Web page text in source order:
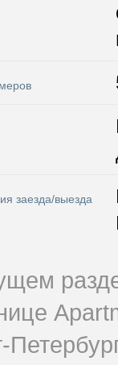
заезда/выезда